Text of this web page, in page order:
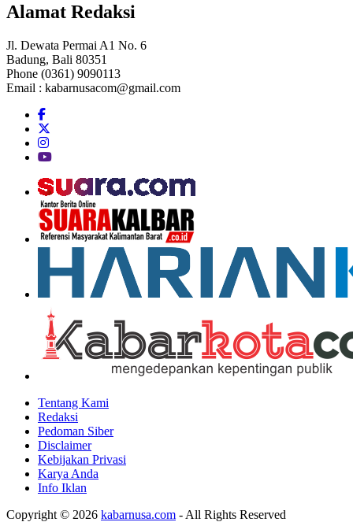
Alamat Redaksi
Jl. Dewata Permai A1 No. 6
Badung, Bali 80351
Phone (0361) 9090113
Email : kabarnusacom@gmail.com
Tentang Kami
Redaksi
Pedoman Siber
Disclaimer
Kebijakan Privasi
Karya Anda
Info Iklan
Copyright © 2026 kabarnusa.com - All Rights Reserved